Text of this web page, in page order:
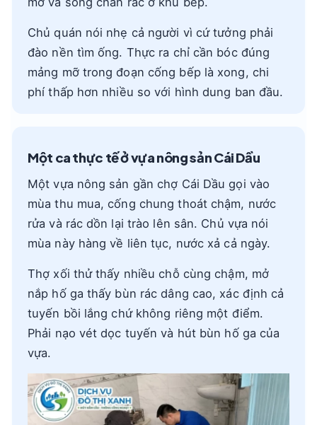
Chủ quán nói nhẹ cả người vì cứ tưởng phải
đào nền tìm ống. Thực ra chỉ cần bóc đúng
mảng mỡ trong đoạn cống bếp là xong, chi
phí thấp hơn nhiều so với hình dung ban đầu.
Một ca thực tế ở vựa nông sản Cái Dầu
Một vựa nông sản gần chợ Cái Dầu gọi vào
mùa thu mua, cống chung thoát chậm, nước
rửa và rác dồn lại trào lên sân. Chủ vựa nói
mùa này hàng về liên tục, nước xả cả ngày.
Thợ xối thử thấy nhiều chỗ cùng chậm, mở
nắp hố ga thấy bùn rác dâng cao, xác định cả
tuyến bồi lắng chứ không riêng một điểm.
Phải nạo vét dọc tuyến và hút bùn hố ga của
vựa.